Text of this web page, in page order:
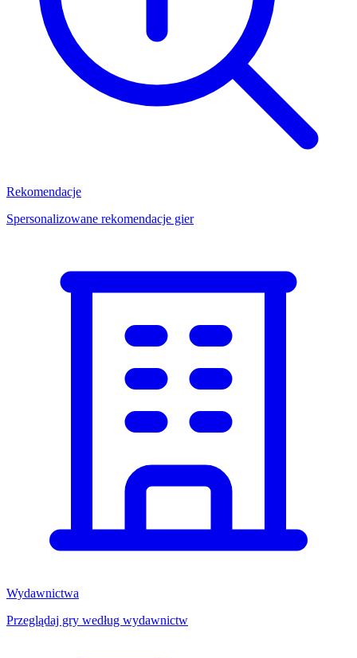
Rekomendacje
Spersonalizowane rekomendacje gier
Wydawnictwa
Przeglądaj gry według wydawnictw